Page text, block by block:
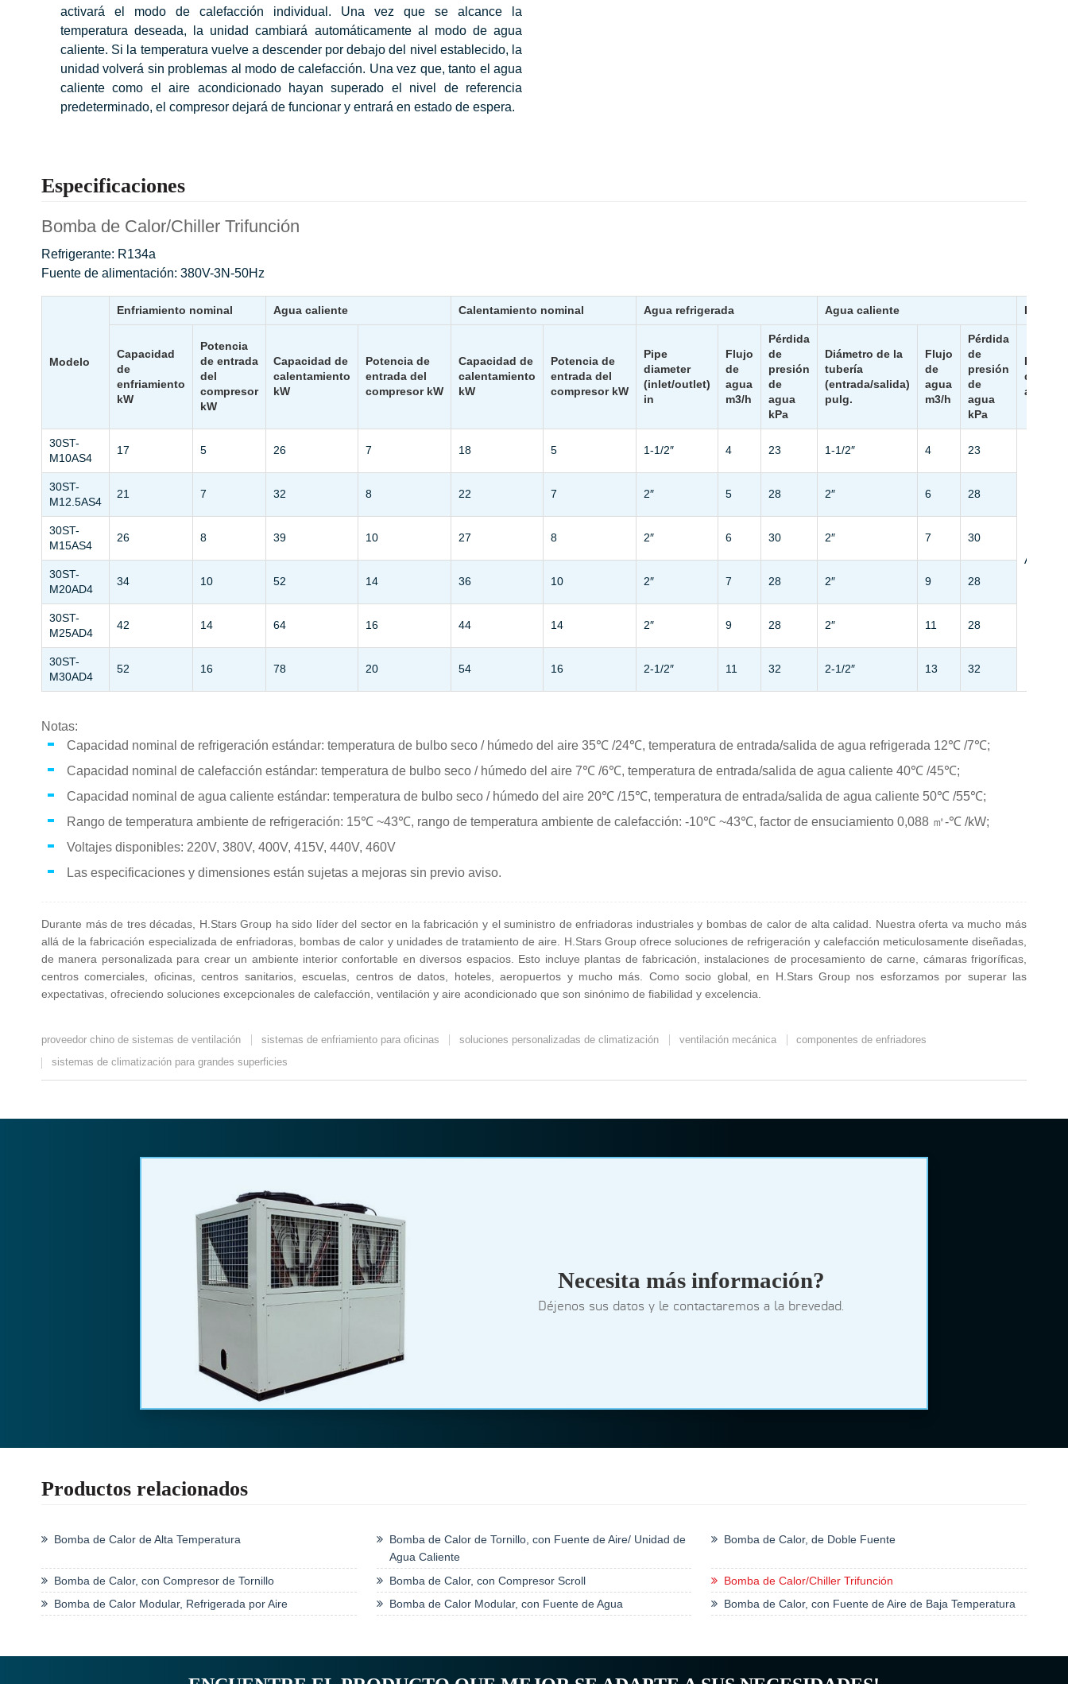
activará el modo de calefacción individual. Una vez que se alcance la
temperatura deseada, la unidad cambiará automáticamente al modo de agua
caliente. Si la temperatura vuelve a descender por debajo del nivel establecido, la
unidad volverá sin problemas al modo de calefacción. Una vez que, tanto el agua
caliente como el aire acondicionado hayan superado el nivel de referencia
predeterminado, el compresor dejará de funcionar y entrará en estado de espera.
Especificaciones
Bomba de Calor/Chiller Trifunción
Refrigerante: R134a
Fuente de alimentación: 380V-3N-50Hz
Modelo
Enfriamiento nominal Agua caliente Calentamiento nominal Agua refrigerada Agua caliente
Capacidad
de
enfriamiento
kW
Potencia
de entrada
del
compresor
kW
Capacidad de
calentamiento
kW
Potencia de
entrada del
compresor kW
Capacidad de
calentamiento
kW
Potencia de
entrada del
compresor kW
Pipe
diameter
(inlet/outlet)
in
Flujo
de
agua
m3/h
Pérdida
de
presión
de
agua
kPa
Diámetro de la
tubería
(entrada/salida)
pulg.
Flujo
de
agua
m3/h
Pérdida
de
presión
de
agua
kPa
de
agua
30ST-
M10AS4
17 5 26 7 18 5 1-1/2″ 4 23 1-1/2″ 4 23
30ST-
M12.5AS4
21 7 32 8 22 7 2″ 5 28 2″ 6 28
30ST-
M15AS4
26 8 39 10 27 8 2″ 6 30 2″ 7 30
30ST-
M20AD4
34 10 52 14 36 10 2″ 7 28 2″ 9 28
30ST-
M25AD4
42 14 64 16 44 14 2″ 9 28 2″ 11 28
30ST-
M30AD4
52 16 78 20 54 16 2-1/2″ 11 32 2-1/2″ 13 32
Notas:
Capacidad nominal de refrigeración estándar: temperatura de bulbo seco / húmedo del aire 35℃ /24℃, temperatura de entrada/salida de agua refrigerada 12℃ /7℃;
Capacidad nominal de calefacción estándar: temperatura de bulbo seco / húmedo del aire 7℃ /6℃, temperatura de entrada/salida de agua caliente 40℃ /45℃;
Capacidad nominal de agua caliente estándar: temperatura de bulbo seco / húmedo del aire 20℃ /15℃, temperatura de entrada/salida de agua caliente 50℃ /55℃;
Rango de temperatura ambiente de refrigeración: 15℃ ~43℃, rango de temperatura ambiente de calefacción: -10℃ ~43℃, factor de ensuciamiento 0,088 ㎡-℃ /kW;
Voltajes disponibles: 220V, 380V, 400V, 415V, 440V, 460V
Las especificaciones y dimensiones están sujetas a mejoras sin previo aviso.
Durante más de tres décadas, H.Stars Group ha sido líder del sector en la fabricación y el suministro de enfriadoras industriales y bombas de calor de alta calidad. Nuestra oferta va mucho más
allá de la fabricación especializada de enfriadoras, bombas de calor y unidades de tratamiento de aire. H.Stars Group ofrece soluciones de refrigeración y calefacción meticulosamente diseñadas,
de manera personalizada para crear un ambiente interior confortable en diversos espacios. Esto incluye plantas de fabricación, instalaciones de procesamiento de carne, cámaras frigoríficas,
centros comerciales, oficinas, centros sanitarios, escuelas, centros de datos, hoteles, aeropuertos y mucho más. Como socio global, en H.Stars Group nos esforzamos por superar las
expectativas, ofreciendo soluciones excepcionales de calefacción, ventilación y aire acondicionado que son sinónimo de fiabilidad y excelencia.
proveedor chino de sistemas de ventilación sistemas de enfriamiento para oficinas soluciones personalizadas de climatización ventilación mecánica
componentes de enfriadores
sistemas de climatización para grandes superficies
Necesita más información?
Déjenos sus datos y le contactaremos a la brevedad.
Productos relacionados
Bomba de Calor de Alta Temperatura
Bomba de Calor de Tornillo, con Fuente de Aire/ Unidad de
Agua Caliente
Bomba de Calor, de Doble Fuente
Bomba de Calor, con Compresor de Tornillo Bomba de Calor, con Compresor Scroll
Bomba de Calor/Chiller Trifunción
Bomba de Calor Modular, Refrigerada por Aire
Bomba de Calor Modular, con Fuente de Agua Bomba de Calor, con Fuente de Aire de Baja Temperatura